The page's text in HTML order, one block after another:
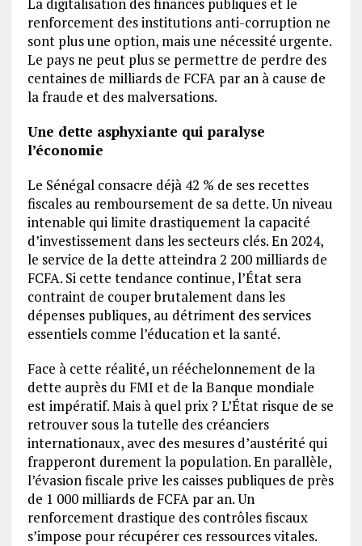
renforcement des institutions anti-corruption ne
sont plus une option, mais une nécessité urgente.
Le pays ne peut plus se permettre de perdre des
centaines de milliards de FCFA par an à cause de
la fraude et des malversations.
Une dette asphyxiante qui paralyse
l’économie
Le Sénégal consacre déjà 42 % de ses recettes
fiscales au remboursement de sa dette. Un niveau
intenable qui limite drastiquement la capacité
d’investissement dans les secteurs clés. En 2024,
le service de la dette atteindra 2 200 milliards de
FCFA. Si cette tendance continue, l’État sera
contraint de couper brutalement dans les
dépenses publiques, au détriment des services
essentiels comme l’éducation et la santé.
Face à cette réalité, un rééchelonnement de la
dette auprès du FMI et de la Banque mondiale
est impératif. Mais à quel prix ? L’État risque de se
retrouver sous la tutelle des créanciers
internationaux, avec des mesures d’austérité qui
frapperont durement la population. En parallèle,
l’évasion fiscale prive les caisses publiques de près
de 1 000 milliards de FCFA par an. Un
renforcement drastique des contrôles fiscaux
s’impose pour récupérer ces ressources vitales.